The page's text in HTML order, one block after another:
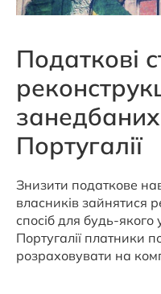
Податкові
Португалії
Знизити податкове
власників зайнятися
спосіб для будь-
Португалії платники
розраховувати на